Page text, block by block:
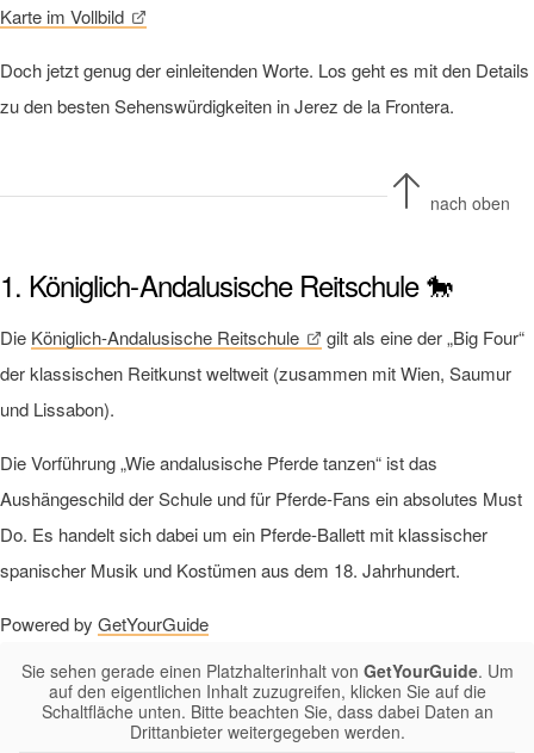
Karte im Vollbild
Doch jetzt genug der einleitenden Worte. Los geht es mit den Details
zu den besten Sehenswürdigkeiten in Jerez de la Frontera.
nach oben
1. Königlich-Andalusische Reitschule 🐎
Die Königlich-Andalusische Reitschule
gilt als eine der „Big Four“
der klassischen Reitkunst weltweit (zusammen mit Wien, Saumur
und Lissabon).
Die Vorführung „Wie andalusische Pferde tanzen“ ist das
Aushängeschild der Schule und für Pferde-Fans ein absolutes Must
Do. Es handelt sich dabei um ein Pferde-Ballett mit klassischer
spanischer Musik und Kostümen aus dem 18. Jahrhundert.
Powered by GetYourGuide
Sie sehen gerade einen Platzhalterinhalt von GetYourGuide. Um
auf den eigentlichen Inhalt zuzugreifen, klicken Sie auf die
Schaltfläche unten. Bitte beachten Sie, dass dabei Daten an
Drittanbieter weitergegeben werden.